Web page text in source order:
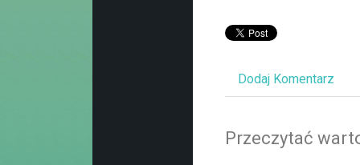
Dodaj Komentarz
Przeczytać